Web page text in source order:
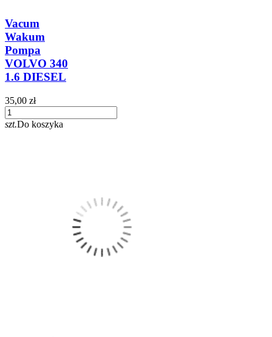
Vacum
Wakum
Pompa
VOLVO 340
1.6 DIESEL
35,00 zł
szt.Do koszyka